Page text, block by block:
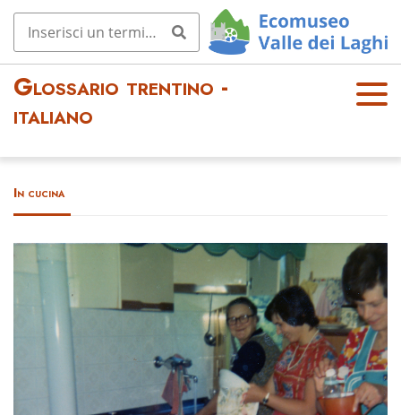
Glossario trentino -
italiano
OPE
In cucina